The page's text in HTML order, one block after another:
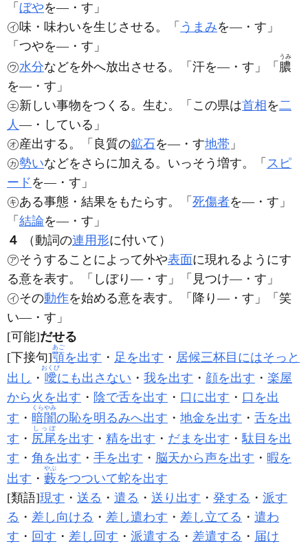
「 ぼやを―・す」
㋑味・味わいを生じさせる。「 うまみを―・す」
「つやを―・す」
㋒水分などを外へ放出させる。「汗を―・す」「 膿
うみ
を―・す」
㋓新しい事物をつくる。生む。「この県は首相 を二
人―・している」
㋔産出する。「良質の鉱石を―・す地帯 」
㋕勢いなどをさらに加える。いっそう増す。「 スピ
ード を―・す」
㋖ある事態・結果をもたらす。「 死傷者を―・す」
「 結論を―・す」
４
（動詞の連用形に付いて）
㋐そうすることによって外や表面に現れるようにす
る意を表す。「しぼり―・す」「見つけ―・す」
㋑その動作を始める意を表す。「降り―・す」「笑
い―・す」
[可能]だせる
[下接句]顎
あご
を出す ・ 足を出す ・ 居候三杯目にはそっと
出し ・ 噯
おくび
にも出さない ・ 我を出す ・ 顔を出す ・ 楽屋
から火を出す ・ 陰で舌を出す ・ 口に出す ・ 口を出
す ・ 暗闇
くらやみ
の恥を明るみへ出す ・ 地金を出す ・ 舌を出
す ・ 尻尾
しっぽ
を出す ・ 精を出す ・ だまを出す ・駄目を出
す ・ 角を出す ・ 手を出す ・ 脳天から声を出す ・ 暇を
出す ・ 藪
やぶ
をつついて蛇を出す
[類語]現す ・ 送る ・ 遣る ・ 送り出す ・ 発する ・ 派す
る ・ 差し向ける ・ 差し遣わす ・ 差し立てる ・ 遣わ
す ・ 回す ・ 差し回す ・ 派遣する ・ 差遣する ・ 届け